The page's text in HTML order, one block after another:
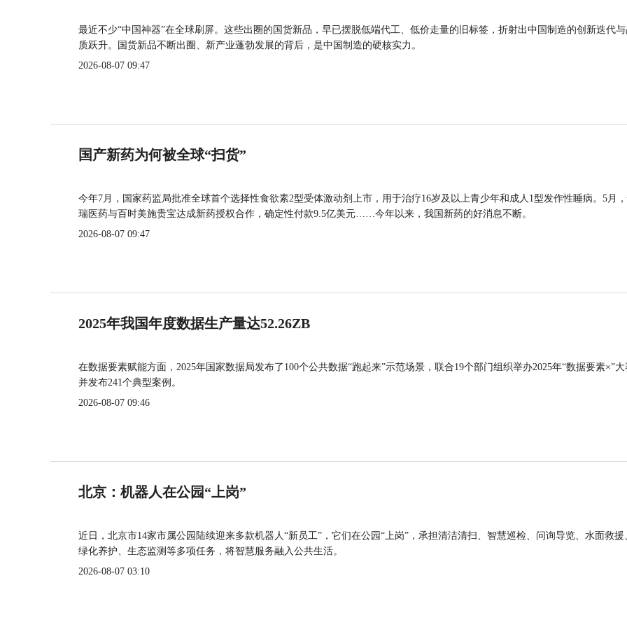
最近不少“中国神器”在全球刷屏。这些出圈的国货新品，早已摆脱低端代工、低价走量的旧标签，折射出中国制造的创新迭代
质跃升。国货新品不断出圈、新产业蓬勃发展的背后，是中国制造的硬核实力。
2026-08-07 09:47
国产新药为何被全球“扫货”
今年7月，国家药监局批准全球首个选择性食欲素2型受体激动剂上市，用于治疗16岁及以上青少年和成人1型发作性睡病。5月
瑞医药与百时美施贵宝达成新药授权合作，确定性付款9.5亿美元……今年以来，我国新药的好消息不断。
2026-08-07 09:47
2025年我国年度数据生产量达52.26ZB
在数据要素赋能方面，2025年国家数据局发布了100个公共数据“跑起来”示范场景，联合19个部门组织举办2025年“数据要素×”大
并发布241个典型案例。
2026-08-07 09:46
北京：机器人在公园“上岗”
近日，北京市14家市属公园陆续迎来多款机器人“新员工”，它们在公园“上岗”，承担清洁清扫、智慧巡检、问询导览、水面救援
绿化养护、生态监测等多项任务，将智慧服务融入公共生活。
2026-08-07 03:10